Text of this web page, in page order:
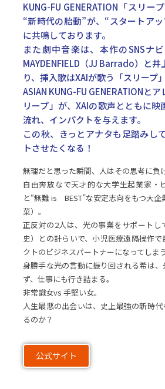
KUNG-FU GENERATION「スリー
“新時代の胎動”が、“スタートア
に共鳴しております。
また劇中音楽は、本作のSNSナ
MAYDENFIELD（JJ Barrado）と
り、挿入歌はXAIが歌う「スリープ」
ASIAN KUNG-FU GENERATIONと
リープ」が、XAIの歌声とともに映
流れ、インパクトを与えます。
この秋、きっとアナタも足踏みし
トさせたくなる！
無理だと思った瞬間、人はその思考に負
自由奔放なで天才的な大学生起業家・
と“無難 is BEST”な安定志向をもつ大企
菜）。
正反対の2人は、光の事業をサポートし
史）との計らいで、小児医療遠隔操作
クトのビジネスパートナーになってしまう
身勝手な光の言動に振り回される希は
ず、仕事にも行き詰まる。
非常識女vs 手堅い女。
人生最悪の出会いは、史上最強の新時
るのか？
公式サイト